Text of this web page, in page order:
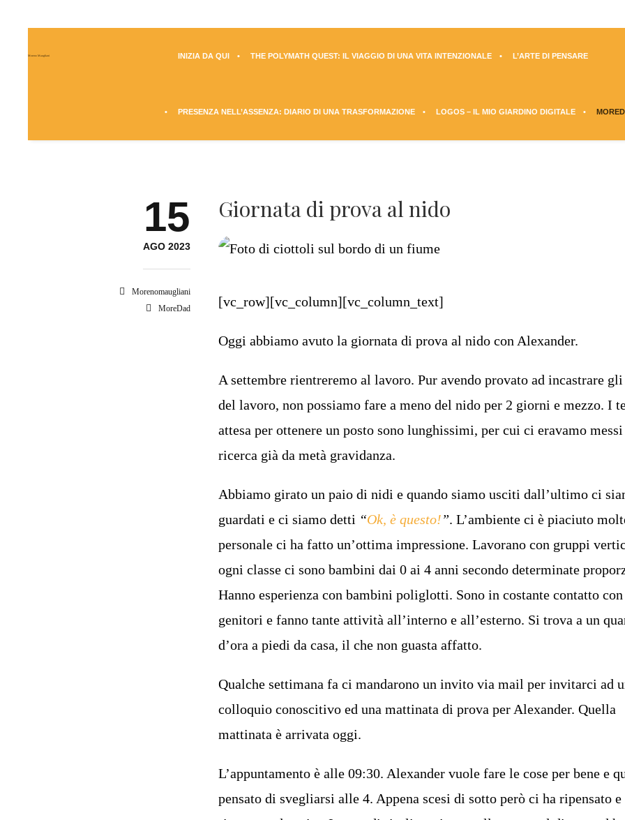
Moreno Maugliani INIZIA DA QUI THE POLYMATH QUEST: IL VIAGGIO DI UNA VITA INTENZIONALE L’ARTE DI PENSARE
PRESENZA NELL’ASSENZA: DIARIO DI UNA TRASFORMAZIONE LOGOS – IL MIO GIARDINO DIGITALE
15
AGO 2023
Morenomaugliani
MoreDad
Giornata di prova al nido
[vc_row][vc_column][vc_column_text]
Oggi abbiamo avuto la giornata di prova al nido con Alexander.
A settembre rientreremo al lavoro. Pur avendo provato ad incastrare
del lavoro, non possiamo fare a meno del nido per 2 giorni e mezzo. I
attesa per ottenere un posto sono lunghissimi, per cui ci eravamo
ricerca già da metà gravidanza.
Abbiamo girato un paio di nidi e quando siamo usciti dall’ultimo ci
guardati e ci siamo detti “Ok, è questo!”. L’ambiente ci è piaciuto
personale ci ha fatto un’ottima impressione. Lavorano con gruppi
ogni classe ci sono bambini dai 0 ai 4 anni secondo determinate
Hanno esperienza con bambini poliglotti. Sono in costante contatto
genitori e fanno tante attività all’interno e all’esterno. Si trova a un
d’ora a piedi da casa, il che non guasta affatto.
Qualche settimana fa ci mandarono un invito via mail per invitarci ad
colloquio conoscitivo ed una mattinata di prova per Alexander. Quella
mattinata è arrivata oggi.
L’appuntamento è alle 09:30. Alexander vuole fare le cose per bene e
pensato di svegliarsi alle 4. Appena scesi di sotto però ci ha ripensato e